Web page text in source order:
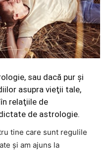
sau dacă pur şi
asupra vieţii tale,
relaţiile de
de astrologie.
tine care sunt regulile
şi am ajuns la